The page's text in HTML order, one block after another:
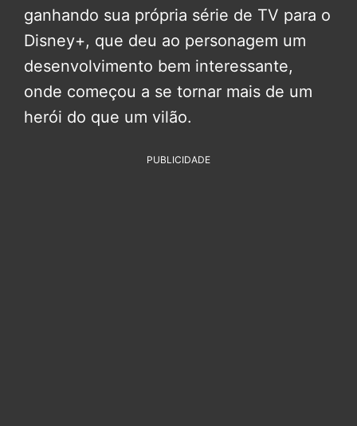
ganhando sua própria série de TV para o
Disney+, que deu ao personagem um
desenvolvimento bem interessante,
onde começou a se tornar mais de um
herói do que um vilão.
PUBLICIDADE